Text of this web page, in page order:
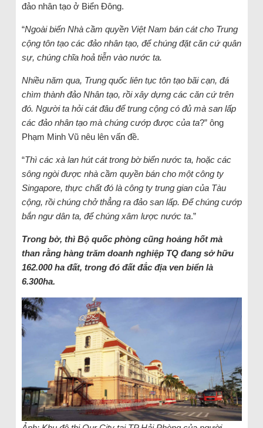
đảo nhân tạo ở Biển Đông.
“Ngoài biển Nhà cầm quyền Việt Nam bán cát cho Trung
cộng tôn tạo các đảo nhân tạo, để chúng đặt căn cứ quân
sự, chúng chĩa hoả tiễn vào nước ta.
Nhiều năm qua, Trung quốc liên tục tôn tạo bãi cạn, đá
chìm thành đảo Nhân tạo, rồi xây dựng các căn cứ trên
đó. Người ta hỏi cát đâu để trung cộng có đủ mà san lấp
các đảo nhân tạo mà chúng cướp được của ta?” ông
Phạm Minh Vũ nêu lên vấn đề.
“Thì các xà lan hút cát trong bờ biển nước ta, hoặc các
sông ngòi được nhà cầm quyền bán cho một công ty
Singapore, thực chất đó là công ty trung gian của Tàu
cộng, rồi chúng chở thẳng ra đảo san lấp. Để chúng cướp
bắn ngư dân ta, để chúng xâm lược nước ta.”
Trong bờ, thì Bộ quốc phòng cũng hoảng hốt mà
than rằng hàng trăm doanh nghiệp TQ đang sở hữu
162.000 ha đất, trong đó đất đắc địa ven biển là
6.300ha.